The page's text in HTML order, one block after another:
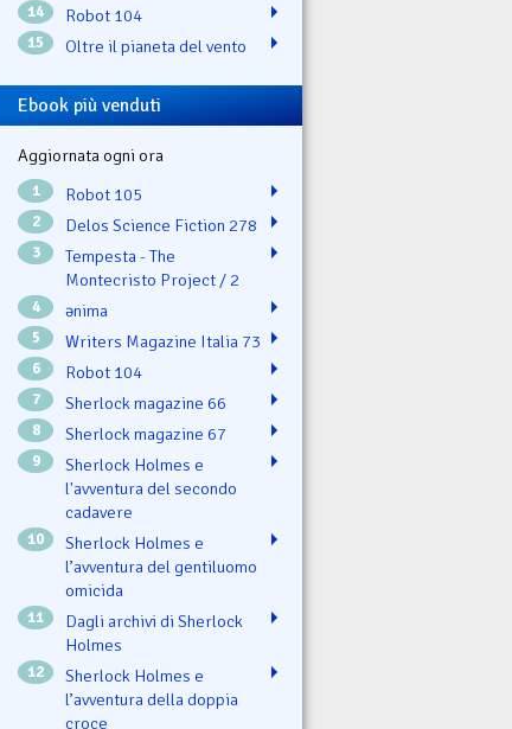
14 Robot 104
15 Oltre il pianeta del vento
Ebook più venduti
Aggiornata ogni ora
1 Robot 105
2 Delos Science Fiction 278
3
Tempesta - The
Montecristo Project / 2
4 ənima
5 Writers Magazine Italia 73
6 Robot 104
7 Sherlock magazine 66
8 Sherlock magazine 67
9
Sherlock Holmes e
l'avventura del secondo
cadavere
10
Sherlock Holmes e
l’avventura del gentiluomo
omicida
11
Dagli archivi di Sherlock
Holmes
12
Sherlock Holmes e
l’avventura della doppia
croce